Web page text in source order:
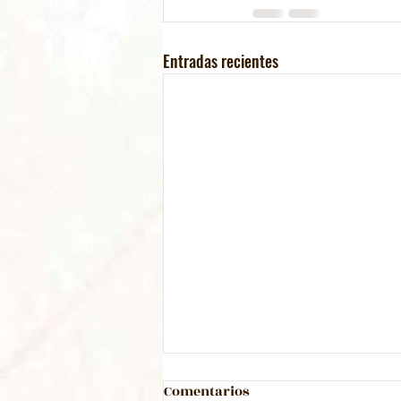
Entradas recientes
Final Circuito de Colas y
Comentarios